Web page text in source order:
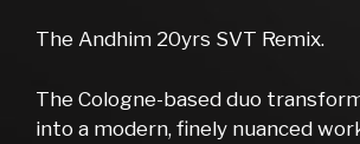
The Andhim 20yrs SVT Remix.
The Cologne-based duo
into a modern, finely nuanced